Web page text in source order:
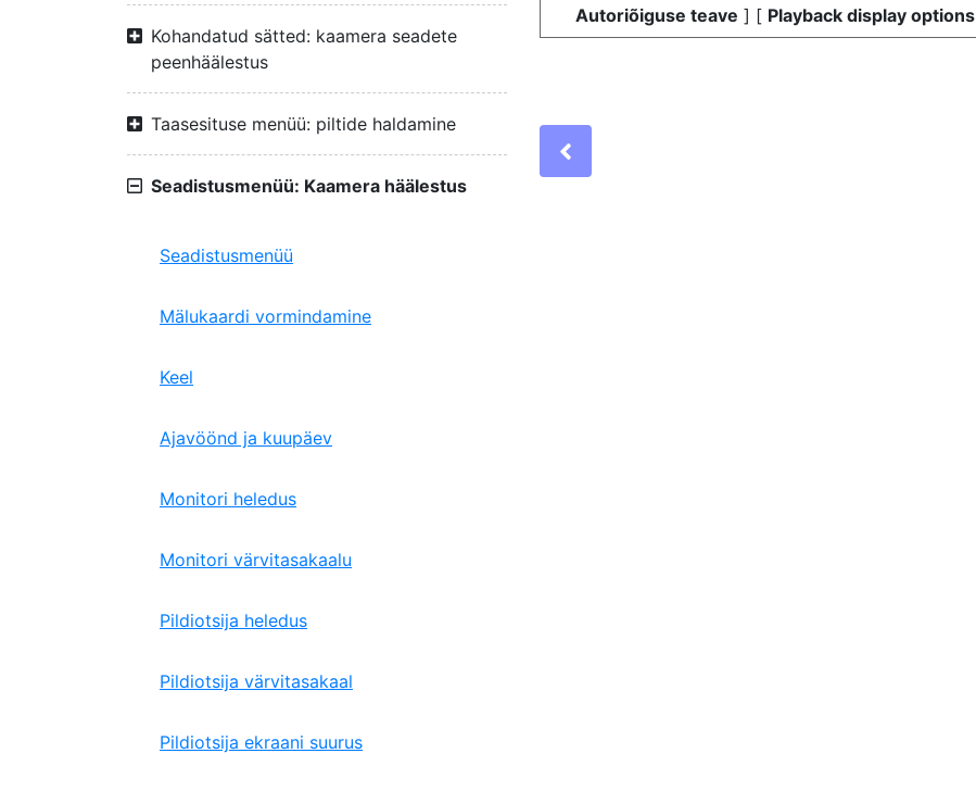
Kohandatud sätted: kaamera seadete
peenhäälestus
Taasesituse menüü: piltide haldamine
Seadistusmenüü: Kaamera häälestus
Seadistusmenüü
Mälukaardi vormindamine
Keel
Ajavöönd ja kuupäev
Monitori heledus
Monitori värvitasakaalu
Pildiotsija heledus
Pildiotsija värvitasakaal
Pildiotsija ekraani suurus
Autoriõiguse teave ] [ Playback display options